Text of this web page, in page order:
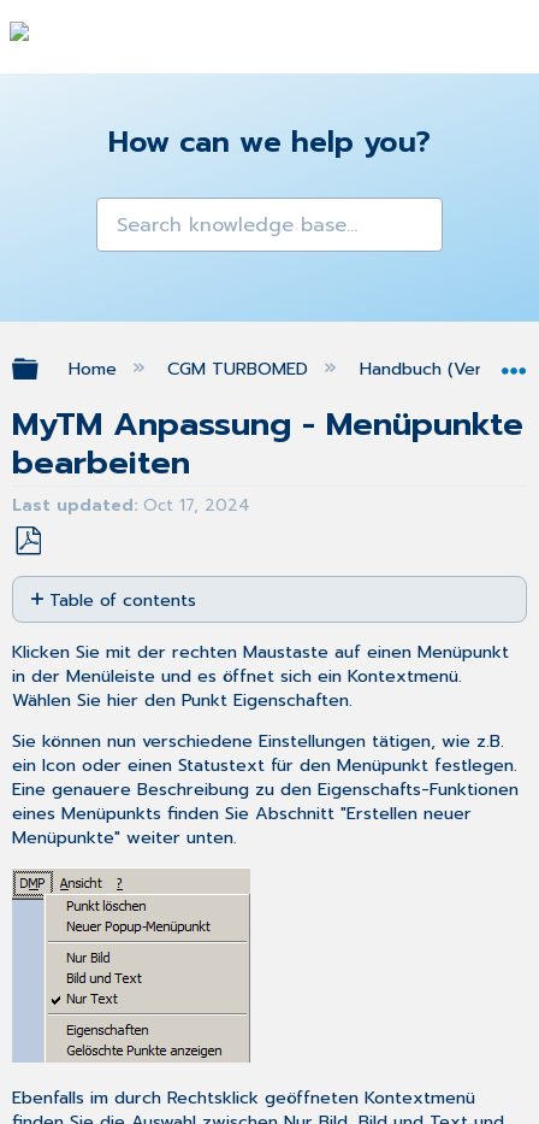
How can we help you?
Expand/collapse global hierarchy
Home CGM TURBOMED Handbuch (Version
MyTM Anpassung - Menüpunkte
bearbeiten
Last updated Oct 17, 2024
Save
as
PDF
Table of contents
No
headers
Klicken Sie mit der rechten Maustaste auf einen Menüpunkt
in der Menüleiste und es öffnet sich ein Kontextmenü.
Wählen Sie hier den PunktEigenschaften.
Sie können nun verschiedene Einstellungen tätigen, wie z.B.
ein Icon oder einen Statustext für den Menüpunkt festlegen.
Eine genauere Beschreibung zu den Eigenschafts-Funktionen
eines Menüpunkts finden Sie Abschnitt "Erstellen neuer
Menüpunkte" weiter unten.
Ebenfalls im durch Rechtsklick geöffneten Kontextmenü